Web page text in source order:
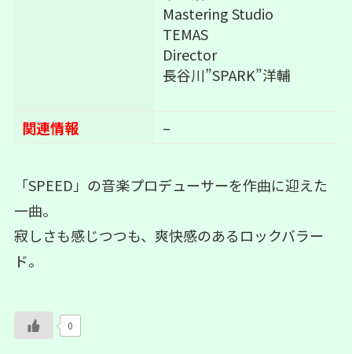
Mastering Studio
TEMAS
Director
長谷川”SPARK”洋輔
関連情報 –
「SPEED」の音楽プロデューサーを作曲に迎えた
一曲。
寂しさも感じつつも、爽快感のあるロックバラー
ド。
0